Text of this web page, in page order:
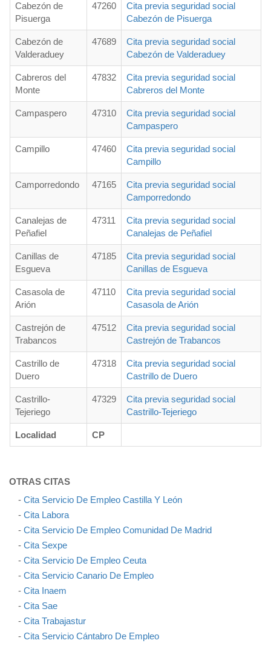
Cabezón de
Pisuerga
47260
Cita previa seguridad social
Cabezón de Pisuerga
Cabezón de
Valderaduey
47689
Cita previa seguridad social
Cabezón de Valderaduey
Cabreros del
Monte
47832
Cita previa seguridad social
Cabreros del Monte
Campaspero 47310
Cita previa seguridad social
Campaspero
Campillo 47460
Cita previa seguridad social
Campillo
Camporredondo 47165
Cita previa seguridad social
Camporredondo
Canalejas de
Peñafiel
47311
Cita previa seguridad social
Canalejas de Peñafiel
Canillas de
Esgueva
47185
Cita previa seguridad social
Canillas de Esgueva
Casasola de
Arión
47110
Cita previa seguridad social
Casasola de Arión
Castrejón de
Trabancos
47512
Cita previa seguridad social
Castrejón de Trabancos
Castrillo de
Duero
47318
Cita previa seguridad social
Castrillo de Duero
Castrillo-
Tejeriego
47329
Cita previa seguridad social
Castrillo-Tejeriego
Localidad CP
OTRAS CITAS
- Cita Servicio De Empleo Castilla Y León
- Cita Labora
- Cita Servicio De Empleo Comunidad De Madrid
- Cita Sexpe
- Cita Servicio De Empleo Ceuta
- Cita Servicio Canario De Empleo
- Cita Inaem
- Cita Sae
- Cita Trabajastur
- Cita Servicio Cántabro De Empleo